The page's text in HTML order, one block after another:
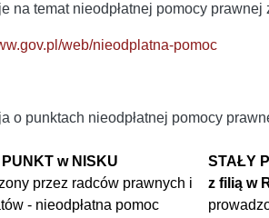
na temat nieodpłatnej pomocy
web/nieodplatna-pomoc
o punktach nieodpłatnej pomocy
w NISKU
przez radców prawnych i
- nieodpłatna pomoc
STAŁY
z filią w